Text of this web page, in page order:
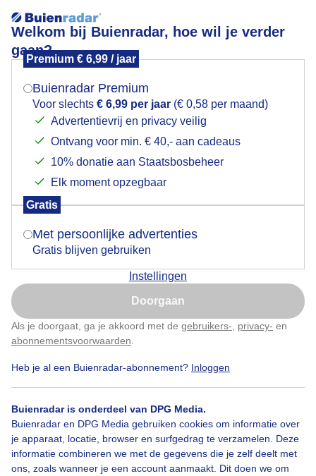
Welkom bij Buienradar, hoe wil je verder
gaan?
Premium € 6,99 / jaar
Buienradar Premium
Voor slechts € 6,99 per jaar (€ 0,58 per maand)
Advertentievrij en privacy veilig
Ontvang voor min. € 40,- aan cadeaus
10% donatie aan Staatsbosbeheer
Elk moment opzegbaar
Gratis
Met persoonlijke advertenties
Gratis blijven gebruiken
Instellingen
Doorgaan
Als je doorgaat, ga je akkoord met de gebruikers- privacy- en
abonnementsvoorwaarden
Heb je al een Buienradar-abonnement? Inloggen
Buienradar is onderdeel van DPG Media.
Buienradar en DPG Media gebruiken cookies om informatie over
je apparaat, locatie, browser en surfgedrag te verzamelen. Deze
informatie combineren we met de gegevens die je zelf deelt met
ons, zoals wanneer je een account aanmaakt. Dit doen we om
Zon komt mooi op in Haarlem vanmorgen vroeg
Bijna geen wind en vroeg al veel zon in Haarlem
Door: Jos Hendriks Gemaakt: 17-07-2025, 68x bekeken
Weerspiegeling Zonsopkomst
Mogen we je locatie gebruiken voor het
Indien je hier nog geen akkoord op hebt gegeven,
verschijnt er zo een pop-up uit je browser waarin
Is goed, toon de popup
Nu niet, misschien later
Klik hierom dit aan te passen